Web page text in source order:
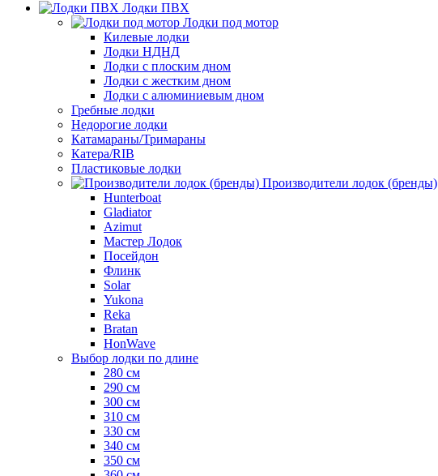
Лодки ПВХ
Лодки под мотор
Килевые лодки
Лодки НДНД
Лодки с плоским дном
Лодки с жестким дном
Лодки с алюминиевым дном
Гребные лодки
Недорогие лодки
Катамараны/Тримараны
Катера/RIB
Пластиковые лодки
Производители лодок (бренды)
Hunterboat
Gladiator
Azimut
Мастер Лодок
Посейдон
Флинк
Solar
Yukona
Reka
Bratan
HonWave
Выбор лодки по длине
280 см
290 см
300 см
310 см
330 см
340 см
350 см